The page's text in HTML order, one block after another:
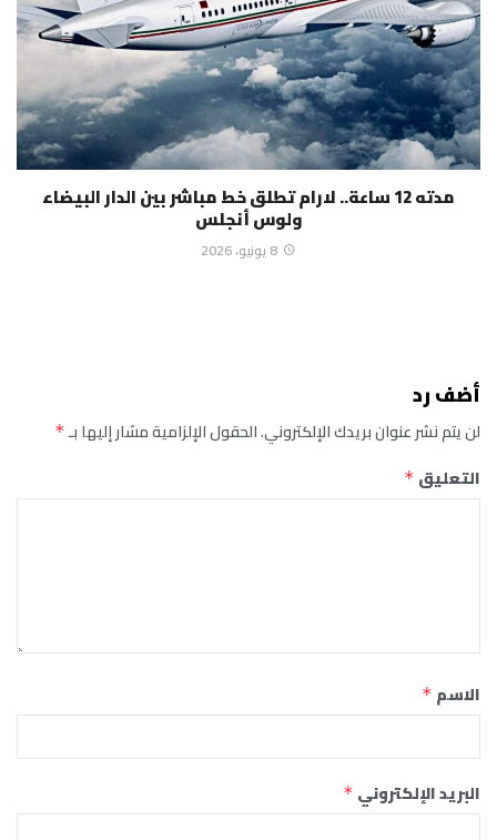
مدته 12 ساعة.. لارام تطلق خط مباشر بين الدار البيضاء
ولوس أنجلس
8 يونيو، 2026
أضف رد
لن يتم نشر عنوان بريدك الإلكتروني.الحقول الإلزامية مشار إليها بـ*
التعليق *
الاسم *
البريد الإلكتروني *